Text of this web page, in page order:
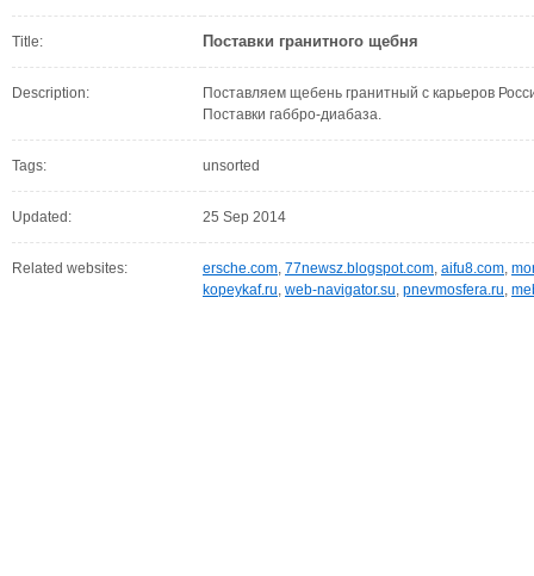
Title: Поставки гранитного щебня
Description:
Поставляем щебень гранитный с карьеров
Поставки габбро-диабаза.
Tags: unsorted
Updated: 25 Sep 2014
Related websites: ersche.com, 77newsz.blogspot.com, aifu8.com,
kopeykaf.ru, web-navigator.su, pnevmosfera.ru,